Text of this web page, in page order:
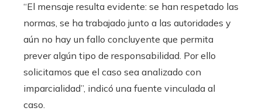
“El mensaje resulta evidente: se han respetado las
normas, se ha trabajado junto a las autoridades y
aún no hay un fallo concluyente que permita
prever algún tipo de responsabilidad. Por ello
solicitamos que el caso sea analizado con
imparcialidad”, indicó una fuente vinculada al
caso.